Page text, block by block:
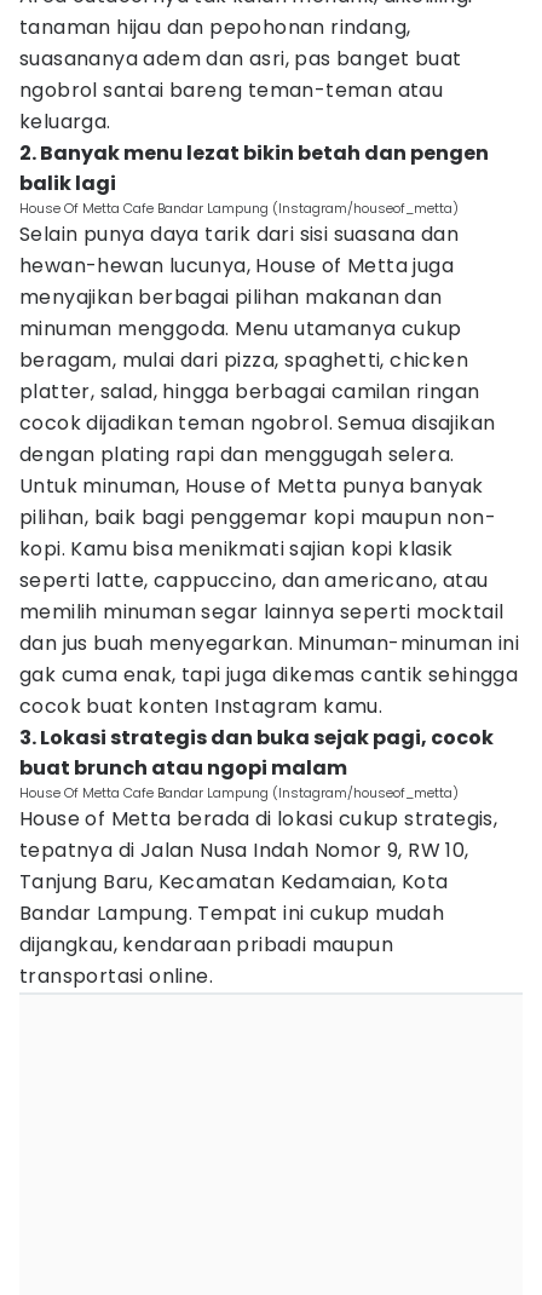
tanaman hijau dan pepohonan rindang,
suasananya adem dan asri, pas banget buat
ngobrol santai bareng teman-teman atau
keluarga.
2. Banyak menu lezat bikin betah dan pengen
balik lagi
House Of Metta Cafe Bandar Lampung (Instagram/houseof_metta)
Selain punya daya tarik dari sisi suasana dan
hewan-hewan lucunya, House of Metta juga
menyajikan berbagai pilihan makanan dan
minuman menggoda. Menu utamanya cukup
beragam, mulai dari pizza, spaghetti, chicken
platter, salad, hingga berbagai camilan ringan
cocok dijadikan teman ngobrol. Semua disajikan
dengan plating rapi dan menggugah selera.
Untuk minuman, House of Metta punya banyak
pilihan, baik bagi penggemar kopi maupun non-
kopi. Kamu bisa menikmati sajian kopi klasik
seperti latte, cappuccino, dan americano, atau
memilih minuman segar lainnya seperti mocktail
dan jus buah menyegarkan. Minuman-minuman ini
gak cuma enak, tapi juga dikemas cantik sehingga
cocok buat konten Instagram kamu.
3. Lokasi strategis dan buka sejak pagi, cocok
buat brunch atau ngopi malam
House Of Metta Cafe Bandar Lampung (Instagram/houseof_metta)
House of Metta berada di lokasi cukup strategis,
tepatnya di Jalan Nusa Indah Nomor 9, RW 10,
Tanjung Baru, Kecamatan Kedamaian, Kota
Bandar Lampung. Tempat ini cukup mudah
dijangkau, kendaraan pribadi maupun
transportasi online.